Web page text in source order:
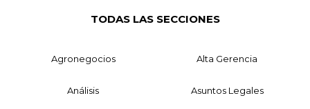
TODAS LAS SECCIONES
Agronegocios Alta Gerencia
Análisis Asuntos Legales